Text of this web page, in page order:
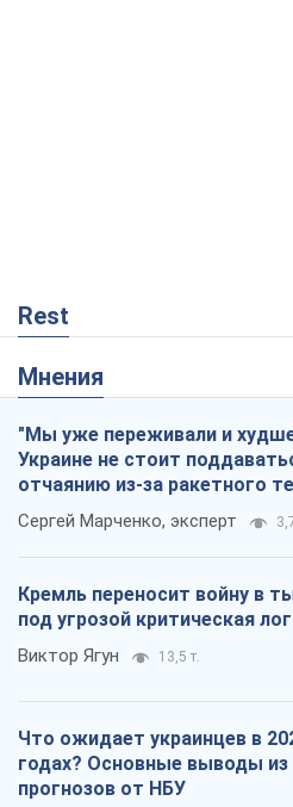
Rest
Мнения
"Мы уже переживали и
Украине не стоит
отчаянию из-за ракетного
Сергей Марченко, эксперт
Кремль переносит войну в
под угрозой критическая
Виктор Ягун 13,5 т.
Что ожидает украинцев в
годах? Основные выводы
прогнозов от НБУ